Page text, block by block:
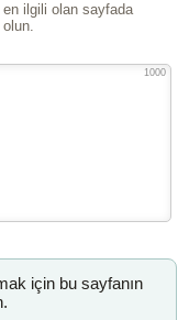
en ilgili olan sayfada
1000
için bu sayfanın